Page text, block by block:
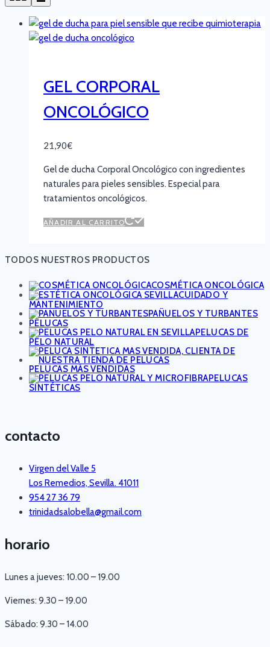
GEL CORPORAL
ONCOLÓGICO
21,90€
Gel de ducha Corporal Oncológico con ingredientes
naturales para pieles sensibles. Especial para
tratamientos oncológicos.
AÑADIR AL CARRITO
TODOS NUESTROS PRODUCTOS
COSMÉTICA ONCOLÓGICA
CUIDADO Y
MANTENIMIENTO
PAÑUELOS Y TURBANTES
PELUCAS
PELUCAS DE
PELO NATURAL
PELUCAS MÁS VENDIDAS
PELUCAS
SINTÉTICAS
contacto
Virgen del Valle 5
Los Remedios, Sevilla. 41011
954 27 36 79
trinidadsalobella@gmail.com
horario
Lunes a jueves: 10.00 – 19.00
Viernes: 9.30 – 19.00
Sábado: 9.30 – 14.00